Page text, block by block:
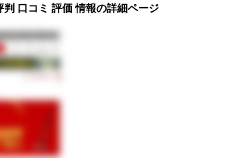
口コミ 評価 情報の詳細ページ